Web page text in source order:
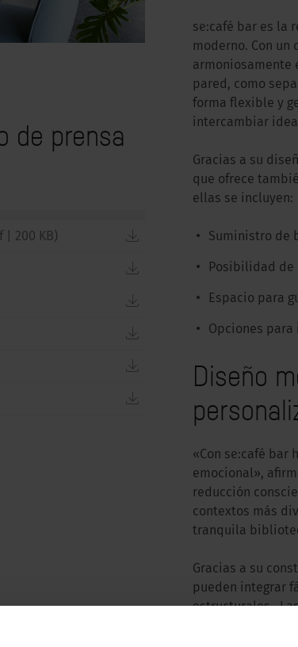
de prensa
200 KB)
se:café bar es la
moderno. Con
armoniosamente
pared, como
forma flexible y
intercambiar
Gracias a su
que ofrece
ellas se incluyen:
Suministro de
Posibilidad de
Espacio para
Opciones
Diseño
«Con se:café bar
emocional»,
reducción
contextos más
tranquila
Gracias a su
pueden integrar
estructurales.